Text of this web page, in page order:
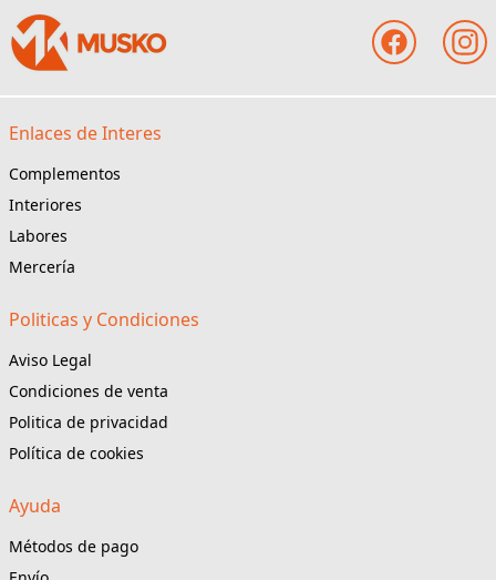
Enlaces de Interes
Complementos
Interiores
Labores
Mercería
Politicas y Condiciones
Aviso Legal
Condiciones de venta
Politica de privacidad
Política de cookies
Ayuda
Métodos de pago